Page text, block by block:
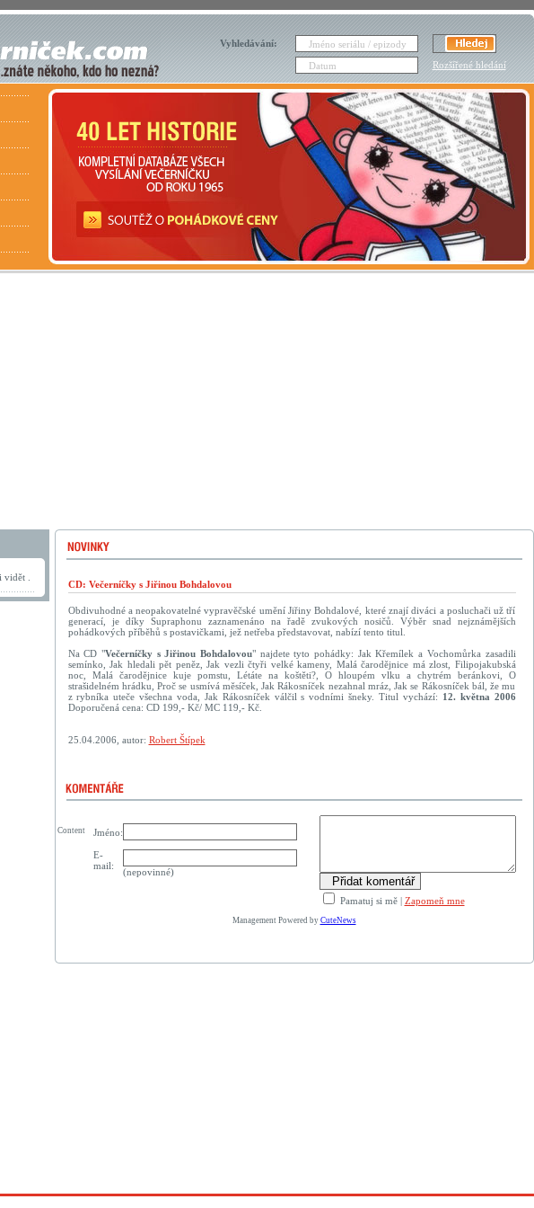
Vyhledávání:
Rozšířené hledání
.
CD: Večerníčky s Jiřinou Bohdalovou
Obdivuhodné a neopakovatelné vypravěčské umění Jiřiny Bohdalové, které znají diváci a posluchači už tří
generací, je díky Supraphonu zaznamenáno na řadě zvukových nosičů. Výběr snad nejznámějších
pohádkových příběhů s postavičkami, jež netřeba představovat, nabízí tento titul.
Na CD "Večerníčky s Jiřinou Bohdalovou" najdete tyto pohádky: Jak Křemílek a Vochomůrka zasadili
semínko, Jak hledali pět peněz, Jak vezli čtyři velké kameny, Malá čarodějnice má zlost, Filipojakubská
noc, Malá čarodějnice kuje pomstu, Létáte na koštěti?, O hloupém vlku a chytrém beránkovi, O
strašidelném hrádku, Proč se usmívá měsíček, Jak Rákosníček nezahnal mráz, Jak se Rákosníček bál, že mu
z rybníka uteče všechna voda, Jak Rákosníček válčil s vodními šneky. Titul vychází: 12. května 2006
Doporučená cena: CD 199,- Kč/ MC 119,- Kč.
25.04.2006, autor: Robert Štípek
Jméno:
Pamatuj si mě| Zapomeň mne
E-
mail:
(nepovinné)
Content
Management Powered by CuteNews